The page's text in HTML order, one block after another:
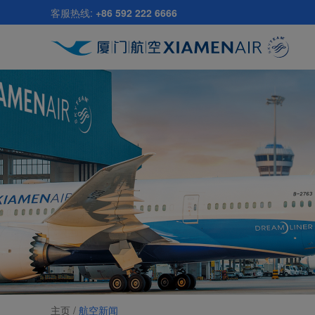
至
内
容
客服热线: +86 592 222 6666
主页 / 航空新闻